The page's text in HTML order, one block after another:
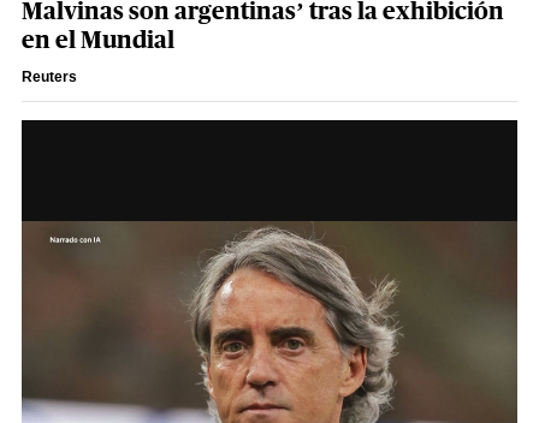
Malvinas son argentinas’ tras la exhibición
en el Mundial
Reuters